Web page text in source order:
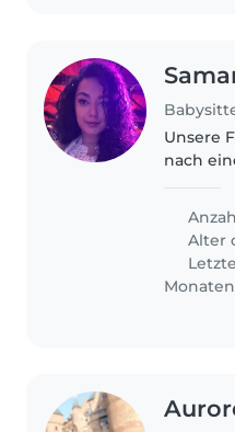
Unsere
nach
Alter
Monaten